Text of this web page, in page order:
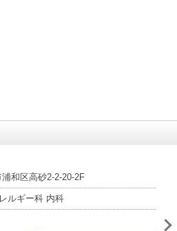
和区高砂2-2-20-2F
ルギー科 内科